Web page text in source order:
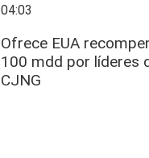
04:03
Ofrece EUA
100 mdd por líderes
CJNG